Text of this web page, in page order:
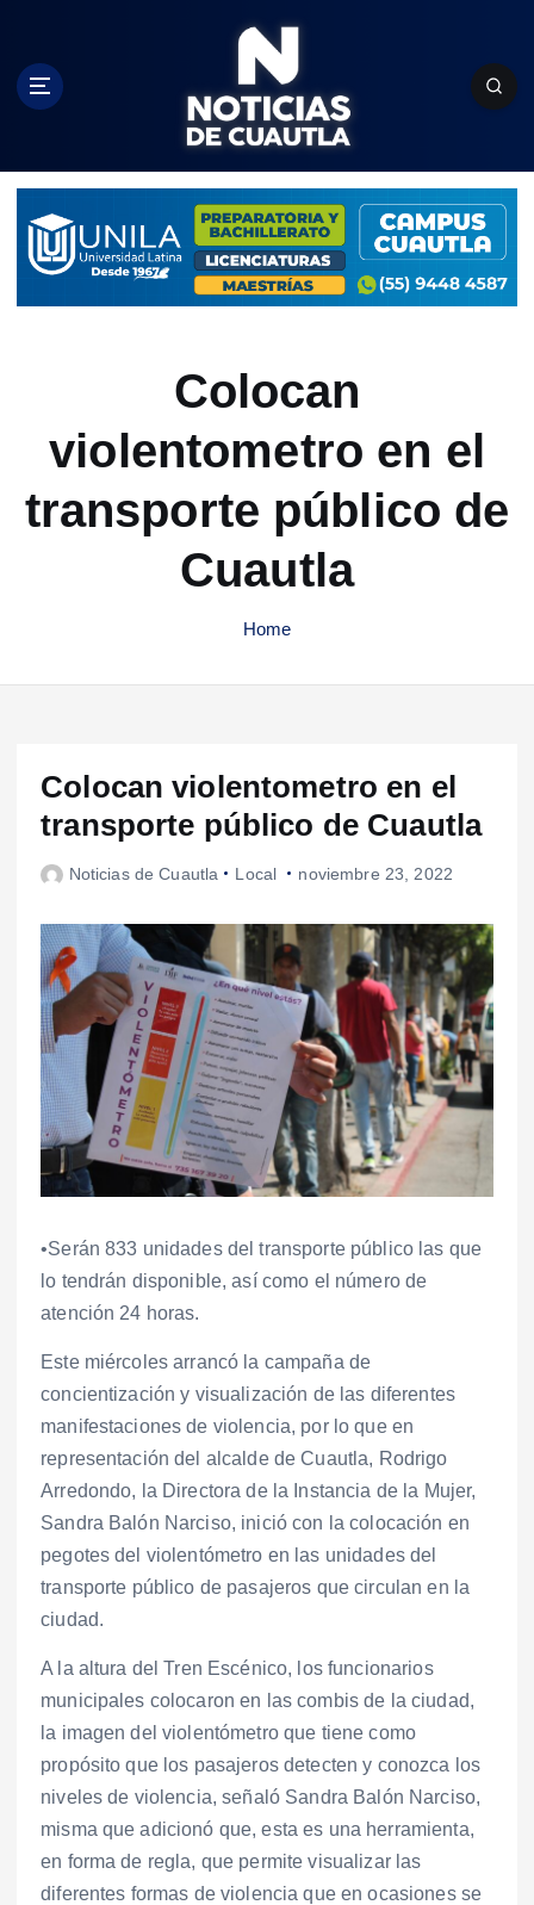
c
Colocan
violentometro en el
transporte público de
Cuautla
Home
Colocan violentometro en el
transporte público de Cuautla
Noticias de Cuautla Local noviembre 23, 2022
•Serán 833 unidades del transporte público las que
lo tendrán disponible, así como el número de
atención 24 horas.
Este miércoles arrancó la campaña de
concientización y visualización de las diferentes
manifestaciones de violencia, por lo que en
representación del alcalde de Cuautla, Rodrigo
Arredondo, la Directora de la Instancia de la Mujer,
Sandra Balón Narciso, inició con la colocación en
pegotes del violentómetro en las unidades del
transporte público de pasajeros que circulan en la
ciudad.
A la altura del Tren Escénico, los funcionarios
municipales colocaron en las combis de la ciudad,
la imagen del violentómetro que tiene como
propósito que los pasajeros detecten y conozca los
niveles de violencia, señaló Sandra Balón Narciso,
misma que adicionó que, esta es una herramienta,
en forma de regla, que permite visualizar las
diferentes formas de violencia que en ocasiones se